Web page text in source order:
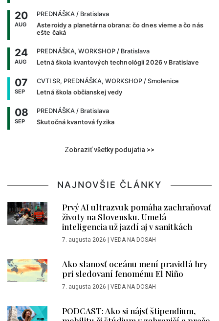
20
AUG
PREDNÁŠKA / Bratislava
Asteroidy a planetárna obrana: čo dnes vieme a čo nás
ešte čaká
24
AUG
PREDNÁŠKA, WORKSHOP / Bratislava
Letná škola kvantových technológií 2026 v Bratislave
07
SEP
CVTI SR, PREDNÁŠKA, WORKSHOP / Smolenice
Letná škola občianskej vedy
08
SEP
PREDNÁŠKA / Bratislava
Skutočná kvantová fyzika
Zobraziť všetky podujatia >>
NAJNOVŠIE ČLÁNKY
Prvý AI ultrazvuk pomáha zachraňovať
životy na Slovensku. Umelá
inteligencia už jazdí aj v sanitkách
7. augusta 2026 VEDA NA DOSAH
Ako slanosť oceánu mení pravidlá hry
pri sledovaní fenoménu El Niño
7. augusta 2026 VEDA NA DOSAH
PODCAST: Ako si nájsť štipendium,